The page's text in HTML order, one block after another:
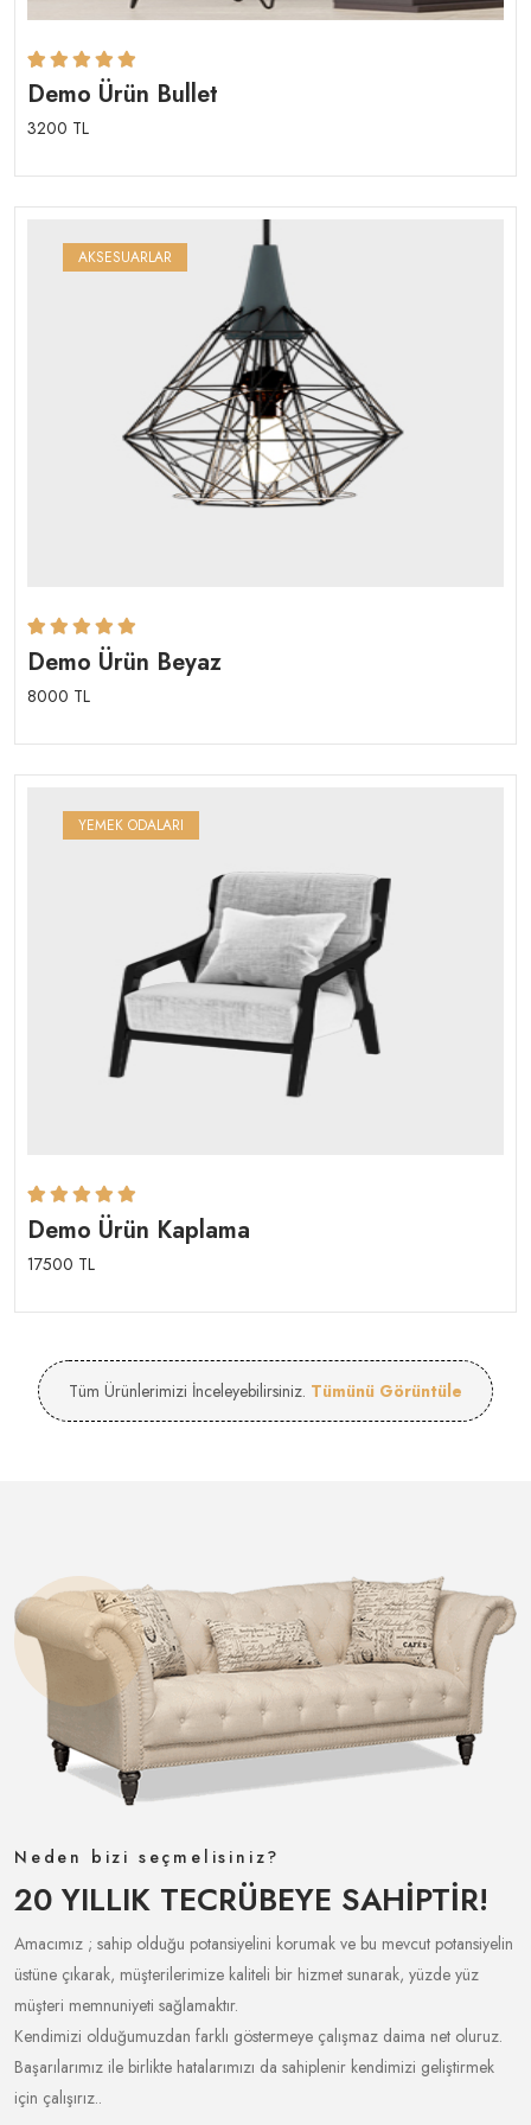
Rated 5.00out
of 5 based on
1
Demo Ürün Bullet
3200 TL
AKSESUARLAR
Rated 5.00out
of 5 based on
1
Demo Ürün Beyaz
8000 TL
YEMEK ODALARI
Rated 5.00out
of 5 based on
1
Demo Ürün Kaplama
17500 TL
Tüm Ürünlerimizi İnceleyebilirsiniz. Tümünü Görüntüle
Neden bizi seçmelisiniz?
20 YILLIK TECRÜBEYE SAHIPTIR!
Amacımız ; sahip olduğu potansiyelini korumak ve bu mevcut potansiyelin
üstüne çıkarak, müşterilerimize kaliteli bir hizmet sunarak, yüzde yüz
müşteri memnuniyeti sağlamaktır.
Kendimizi olduğumuzdan farklı göstermeye çalışmaz daima net oluruz.
Başarılarımız ile birlikte hatalarımızı da sahiplenir kendimizi geliştirmek
için çalışırız..